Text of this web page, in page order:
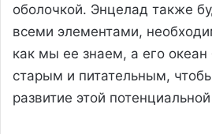
оболочкой. Энцелад также
всеми элементами,
как мы ее знаем, а его океан
старым и питательным,
развитие этой